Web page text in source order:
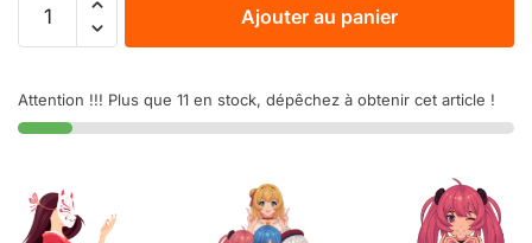
Ajouter au panier
Attention !!! Plus que 11 en stock, dépêchez à obtenir cet article !